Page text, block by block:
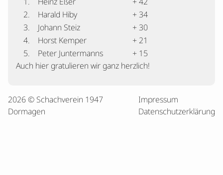
2.
Harald Hiby
+ 34
3.
Johann Steiz
+ 30
4.
Horst Kemper
+ 21
5.
Peter Juntermanns
+ 15
Auch hier gratulieren wir ganz herzlich!
2026 © Schachverein 1947
Dormagen
Impressum
Datenschutzerklärung